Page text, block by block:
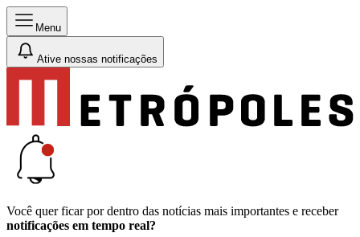
Menu
Ative nossas notificações
Você quer ficar por dentro das notícias mais importantes e receber
notificações em tempo real?